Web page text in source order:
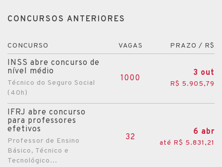
CONCURSOS ANTERIORES
CONCURSO VAGAS PRAZO / R$
INSS abre concurso de
nível médio
Técnico do Seguro Social
(40h)
1000
3 out
R$ 5.905,79
IFRJ abre concurso
para professores
efetivos
Professor de Ensino
Básico, Técnico e
Tecnológico...
32
6 abr
até R$ 5.831,21